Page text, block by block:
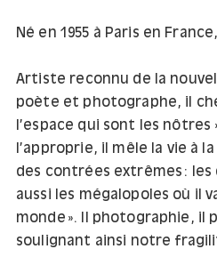
Né en 1955 à Paris en
Artiste reconnu de la
poète et photographe, il
l’espace qui sont les
l’approprie, il mêle la vie à
des contrées extrêmes : les
aussi les mégalopoles où il
monde ». Il photographie, il
soulignant ainsi notre